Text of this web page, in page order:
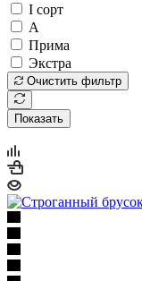
I сорт
А
Прима
Экстра
Очистить фильтр
Показать